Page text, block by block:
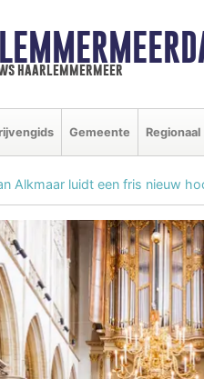
haarlemmermeer
Gemeente Regionaal
Alkmaar luidt een fris nieuw